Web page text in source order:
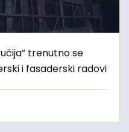
trenutno se
i fasaderski radovi